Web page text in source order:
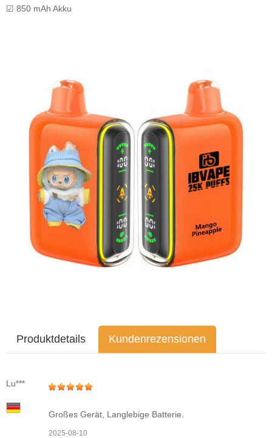
☑ 850 mAh Akku
Produktdetails Kundenrezensionen
Lu***
Großes Gerät, Langlebige Batterie.
2025-08-10